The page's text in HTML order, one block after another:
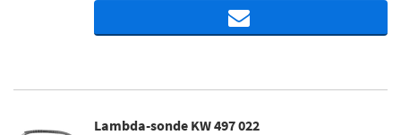
Lambda-sonde KW 497 022